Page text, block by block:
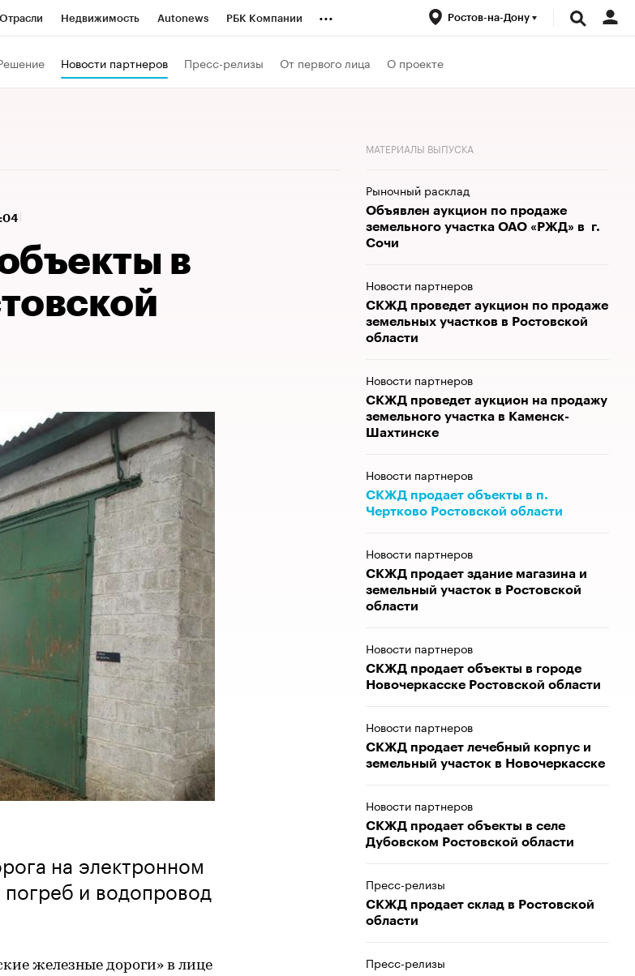
Отрасли Недвижимость Autonews РБК Компании ... Ростов-на-Дону
Новости партнеров Пресс-релизы От первого лица О проекте
в
на электронном
и водопровод
железные дороги» в лице
МАТЕРИАЛЫ ВЫПУСКА
Рыночный расклад
Объявлен аукцион по продаже
земельного участка ОАО «РЖД» в г.
Сочи
Новости партнеров
СКЖД проведет аукцион по продаже
земельных участков в Ростовской
области
Новости партнеров
СКЖД проведет аукцион на продажу
земельного участка в Каменск-
Шахтинске
Новости партнеров
СКЖД продает объекты в п.
Чертково Ростовской области
Новости партнеров
СКЖД продает здание магазина и
земельный участок в Ростовской
области
Новости партнеров
СКЖД продает объекты в городе
Новочеркасске Ростовской области
Новости партнеров
СКЖД продает лечебный корпус и
земельный участок в Новочеркасске
Новости партнеров
СКЖД продает объекты в селе
Дубовском Ростовской области
Пресс-релизы
СКЖД продает склад в Ростовской
области
Пресс-релизы